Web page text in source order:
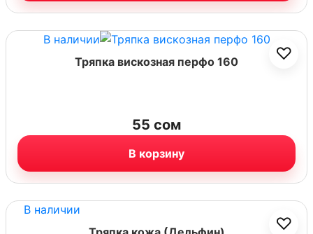
В наличии
♡
Тряпка вискозная перфо 160
55 сом
В корзину
В наличии
♡